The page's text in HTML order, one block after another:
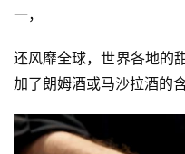
一，
还风靡全球，世界各地的
加了朗姆酒或马沙拉酒的